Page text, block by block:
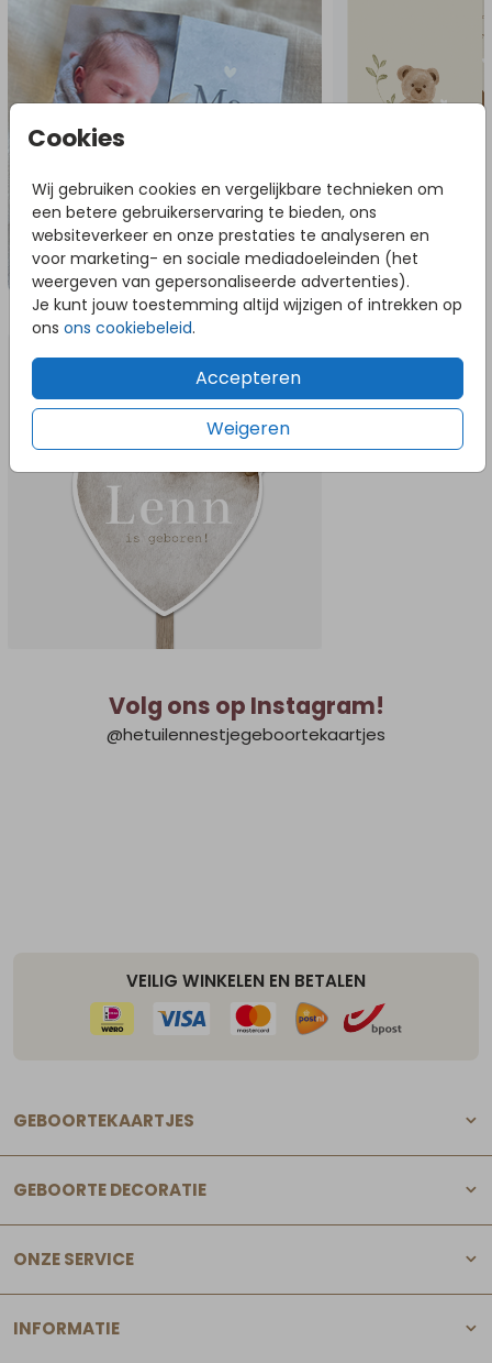
Cookies
Wij gebruiken cookies en vergelijkbare technieken om
een betere gebruikerservaring te bieden, ons
websiteverkeer en onze prestaties te analyseren en
voor marketing- en sociale mediadoeleinden (het
weergeven van gepersonaliseerde advertenties).
Je kunt jouw toestemming altijd wijzigen of intrekken op
ons ons cookiebeleid.
Accepteren
Weigeren
NOG MEER IN DEZE STIJL
Volg ons op Instagram!
@hetuilennestjegeboortekaartjes
VEILIG WINKELEN EN BETALEN
GEBOORTEKAARTJES
GEBOORTE DECORATIE
ONZE SERVICE
INFORMATIE